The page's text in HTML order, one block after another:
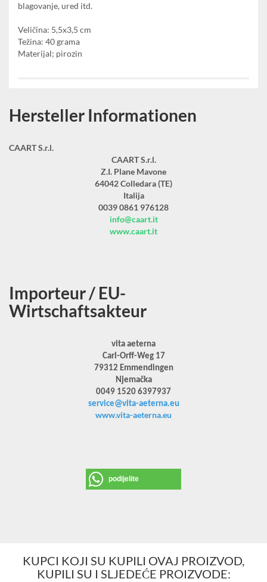
blagovanje, ured itd.
Veličina: 5,5x3,5 cm
Težina: 40 grama
Materijal; pirozin
Hersteller Informationen
CAART S.r.l.
CAART S.r.l.
Z.I. Plane Mavone
64042 Colledara (TE)
Italija
0039 0861 976128
info@caart.it
www.caart.it
Importeur / EU-
Wirtschaftsakteur
vita aeterna
Carl-Orff-Weg 17
79312 Emmendingen
Njemačka
0049 1520 6397937
service@vita-aeterna.eu
www.vita-aeterna.eu
podijelite
KUPCI KOJI SU KUPILI OVAJ PROIZVOD,
KUPILI SU I SLJEDEĆE PROIZVODE: